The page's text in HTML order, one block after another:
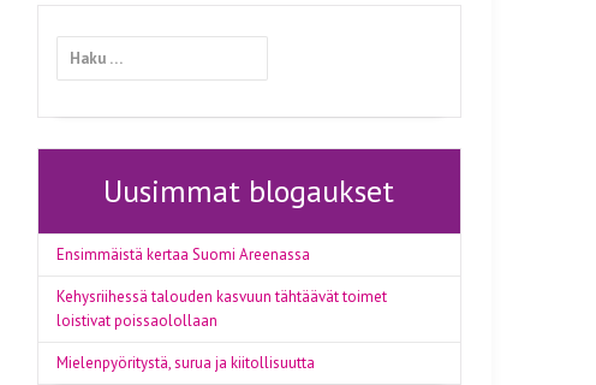
Uusimmat blogaukset
Ensimmäistä kertaa Suomi Areenassa
Kehysriihessä talouden kasvuun tähtäävät toimet
loistivat poissaolollaan
Mielenpyöritystä, surua ja kiitollisuutta